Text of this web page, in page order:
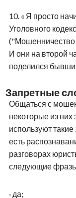
10. « Я просто
Уголовного
("Мошенничество
И они на второй
поделился
Запретные
Общаться с
некоторые из
используют такие
есть
разговорах
следующие
· да;